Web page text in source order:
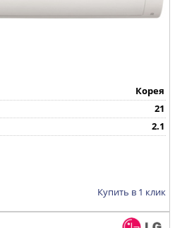
Корея
21
2.1
Купить в 1 клик